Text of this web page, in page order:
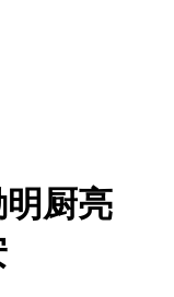
厨亮